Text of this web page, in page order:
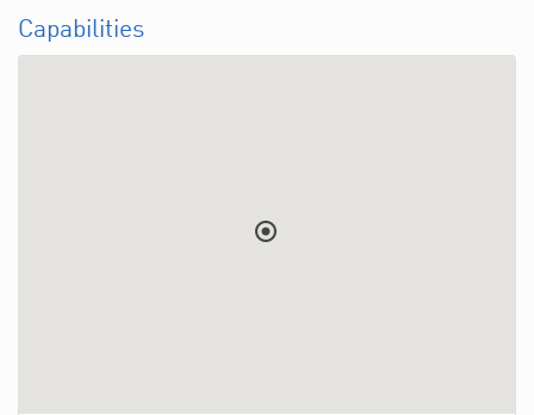
Capabilities